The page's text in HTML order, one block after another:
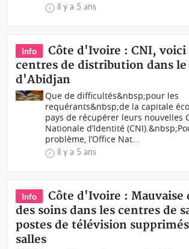
il y a 5 ans
Info
Côte d'Ivoire : CNI, voici
centres de distribution dans
d'Abidjan
Que de difficultés&nbsp;pour les
requérants&nbsp;de la capitale
pays de récupérer leurs nouvelles
Nationale d’Identité
problème, l’Office Nat...
il y a 5 ans
Info
Côte d'Ivoire : Mauvaise
des soins dans les centres de
postes de télévision
salles